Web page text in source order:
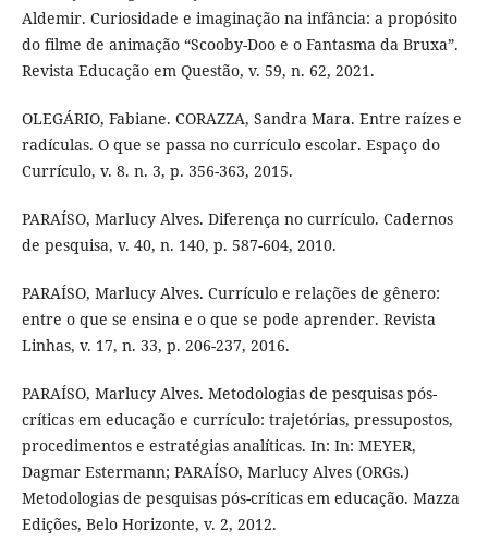
Aldemir. Curiosidade e imaginação na infância: a propósito
do filme de animação “Scooby-Doo e o Fantasma da Bruxa”.
Revista Educação em Questão, v. 59, n. 62, 2021.
OLEGÁRIO, Fabiane. CORAZZA, Sandra Mara. Entre raízes e
radículas. O que se passa no currículo escolar. Espaço do
Currículo, v. 8. n. 3, p. 356-363, 2015.
PARAÍSO, Marlucy Alves. Diferença no currículo. Cadernos
de pesquisa, v. 40, n. 140, p. 587-604, 2010.
PARAÍSO, Marlucy Alves. Currículo e relações de gênero:
entre o que se ensina e o que se pode aprender. Revista
Linhas, v. 17, n. 33, p. 206-237, 2016.
PARAÍSO, Marlucy Alves. Metodologias de pesquisas pós-
críticas em educação e currículo: trajetórias, pressupostos,
procedimentos e estratégias analíticas. In: In: MEYER,
Dagmar Estermann; PARAÍSO, Marlucy Alves (ORGs.)
Metodologias de pesquisas pós-críticas em educação. Mazza
Edições, Belo Horizonte, v. 2, 2012.